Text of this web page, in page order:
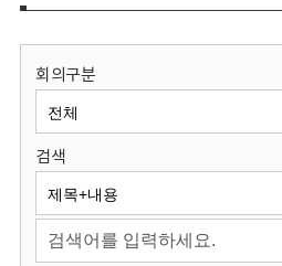
보
원
회
회의구분
검색